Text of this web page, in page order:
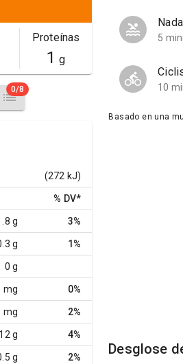
Proteínas
1 g
0/8
(272 kJ)
% DV*
g 3%
g 1%
0 g
mg 0%
mg 2%
12 g 4%
g 2%
5
10
Basado en una
Desglose